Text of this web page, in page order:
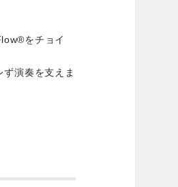
をチョイ
演奏を支えま